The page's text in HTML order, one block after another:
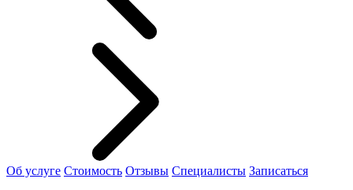
Об услуге Стоимость Отзывы Специалисты Записаться